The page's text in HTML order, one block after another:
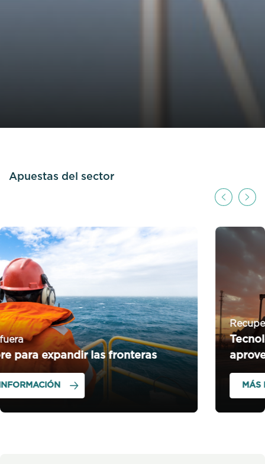
Apuestas del sector
Previous
Recupero de recursos
Tecnología de avanzada para el mejor
aprovechamiento
MÁS INFORMACIÓN
Next